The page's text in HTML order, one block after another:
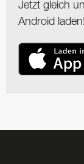
Jetzt gleich
Android laden!